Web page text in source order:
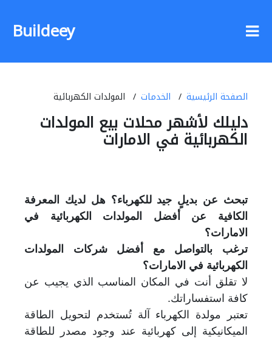
Buildeey
الصفحة الرئيسية الخدمات المولدات الكهربائية
دليلك لأشهر محلات بيع المولدات
الكهربائية في الامارات
تبحث عن بديلٍ جيد للكهرباء؟ هل لديك المعرفة
الكافية عن أفضل المولدات الكهربائية في
الامارات؟
ترغب بالتواصل مع أفضل شركات المولدات
الكهربائية في الامارات؟
لا تقلق أنت في المكان المناسب الذي يجيب عن
كافة استفساراتك.
تعتبر مولدة الكهرباء آلة تُستخدم لتحويل الطاقة
الميكانيكية إلى كهربائية عند وجود مصدر للطاقة